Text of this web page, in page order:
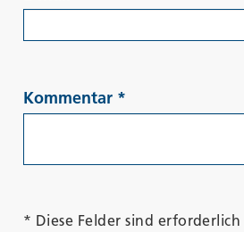
Kommentar *
* Diese Felder sind erforderlich